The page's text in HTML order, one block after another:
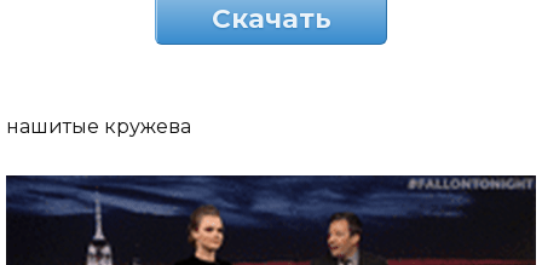
Скачать
нашитые кружева